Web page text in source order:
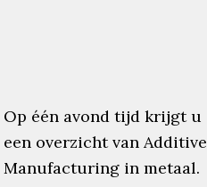
Op één avond tijd krijgt u
een overzicht van Additive
Manufacturing in metaal.